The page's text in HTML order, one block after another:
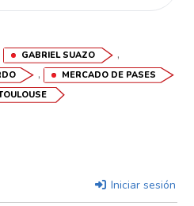
GABRIEL SUAZO ,
, MERCADO DE PASES
Iniciar sesión